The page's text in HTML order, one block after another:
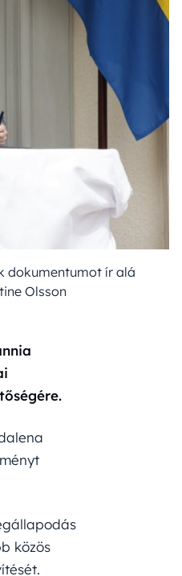
dokumentumot ír alá
Olsson
közös